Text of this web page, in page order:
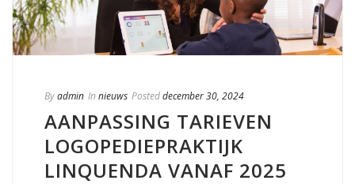
Byadmin In nieuws Posteddecember 30, 2024
AANPASSING TARIEVEN
LOGOPEDIEPRAKTIJK
LINQUENDA VANAF 2025